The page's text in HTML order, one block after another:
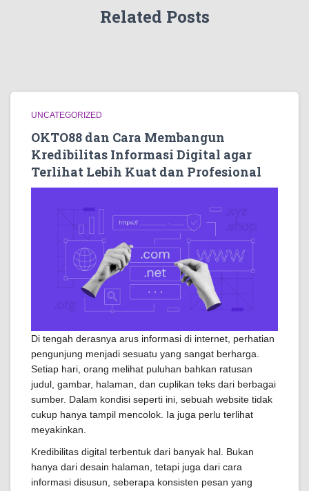
Related Posts
UNCATEGORIZED
OKTO88 dan Cara Membangun
Kredibilitas Informasi Digital agar
Terlihat Lebih Kuat dan Profesional
Di tengah derasnya arus informasi di internet, perhatian
pengunjung menjadi sesuatu yang sangat berharga.
Setiap hari, orang melihat puluhan bahkan ratusan
judul, gambar, halaman, dan cuplikan teks dari berbagai
sumber. Dalam kondisi seperti ini, sebuah website tidak
cukup hanya tampil mencolok. Ia juga perlu terlihat
meyakinkan.
Kredibilitas digital terbentuk dari banyak hal. Bukan
hanya dari desain halaman, tetapi juga dari cara
informasi disusun, seberapa konsisten pesan yang